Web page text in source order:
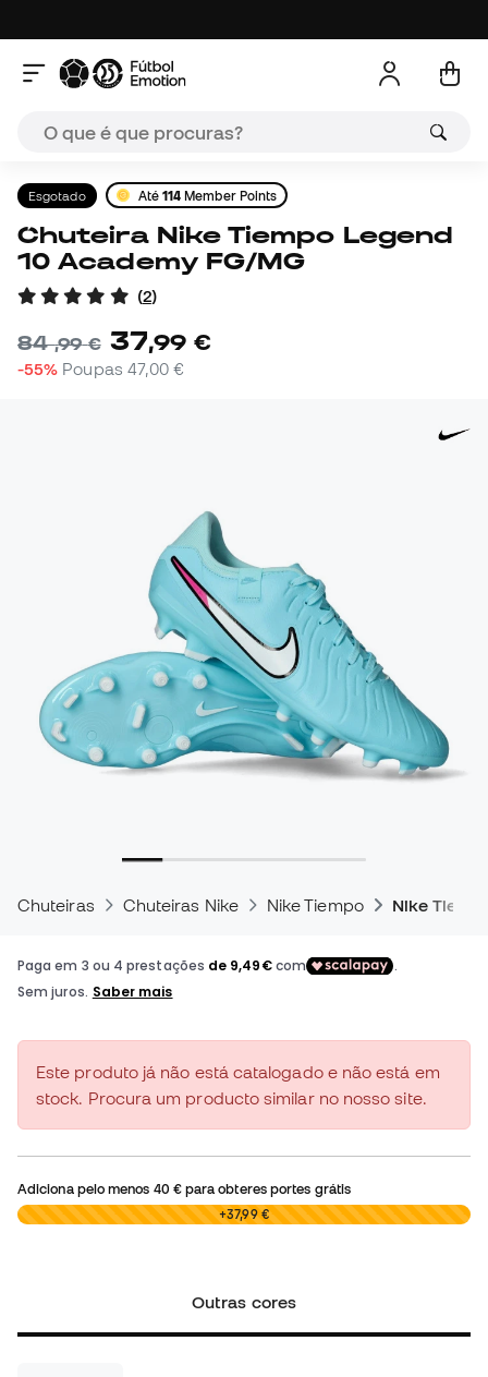
Esgotado Até 114 Member Points
Chuteira Nike Tiempo Legend
10 Academy FG/MG
(2)
84,99 € 37,99 €
-55% Poupas 47,00 €
Chuteiras Chuteiras Nike Nike Tiempo Nike
Este produto já não está catalogado e não está em
stock. Procura um producto similar no nosso site.
Adiciona pelo menos 40 €para obteres portes grátis
0,00 € +37,99 €
Outras cores